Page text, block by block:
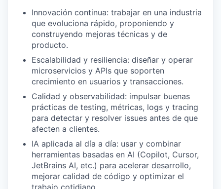
WHY INSIGHT?
Innovación continua: trabajar en una industria
que evoluciona rápido, proponiendo y
construyendo mejoras técnicas y de
producto.
Escalabilidad y resiliencia: diseñar y operar
microservicios y APIs que soporten
crecimiento en usuarios y transacciones.
Calidad y observabilidad: impulsar buenas
prácticas de testing, métricas, logs y tracing
para detectar y resolver issues antes de que
afecten a clientes.
IA aplicada al día a día: usar y combinar
herramientas basadas en AI (Copilot, Cursor,
JetBrains AI, etc.) para acelerar desarrollo,
mejorar calidad de código y optimizar el
trabajo cotidiano.